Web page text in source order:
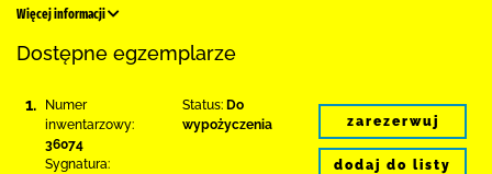
Więcej informacji
Dostępne egzemplarze
1.
Numer
inwentarzowy:
36074
Sygnatura:
Status: Do
wypożyczenia
zarezerwuj
dodaj do listy